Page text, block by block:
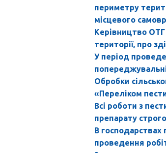
периметру
місцевого
Керівництво ОТГ
території, про
У період
Обробки
«Переліком
Всі роботи з
препарату
В господарствах
проведення